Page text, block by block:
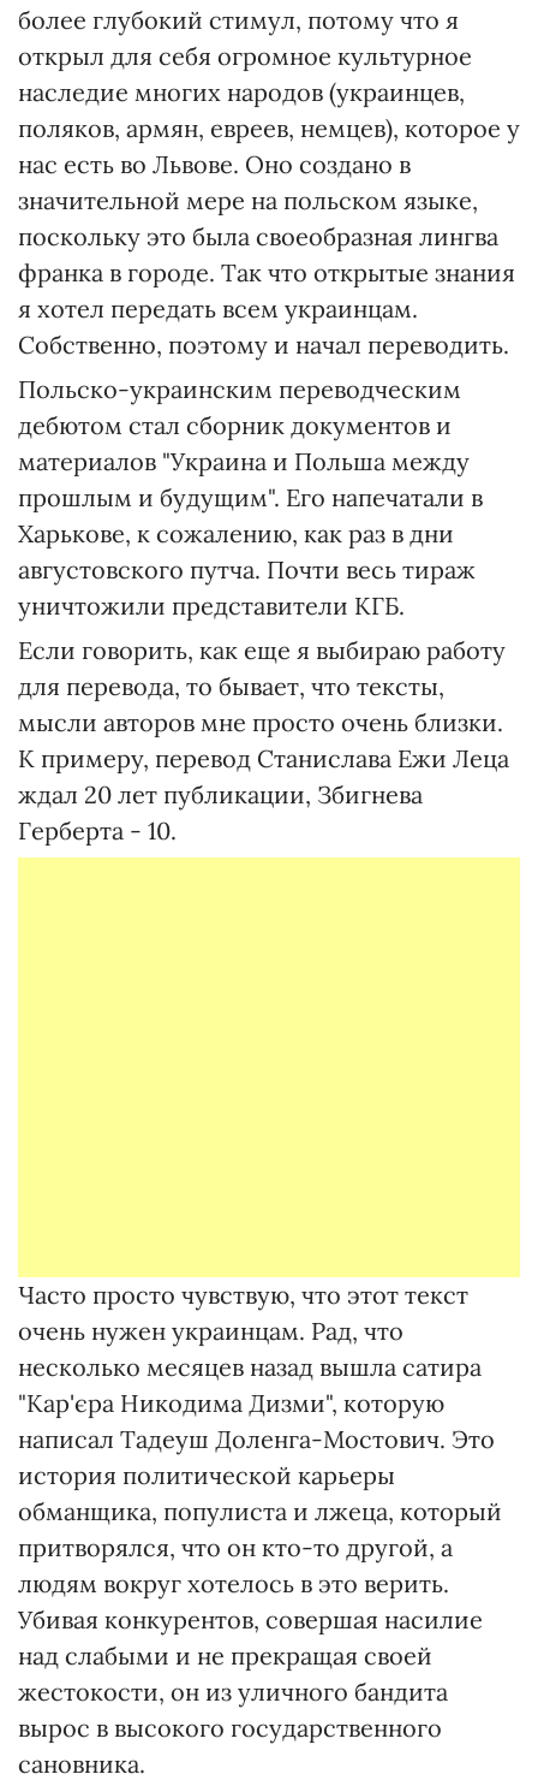
более глубокий стимул, потому что я
открыл для себя огромное культурное
наследие многих народов (украинцев,
поляков, армян, евреев, немцев), которое у
нас есть во Львове. Оно создано в
значительной мере на польском языке,
поскольку это была своеобразная лингва
франка в городе. Так что открытые знания
я хотел передать всем украинцам.
Собственно, поэтому и начал переводить.
Польско-украинским переводческим
дебютом стал сборник документов и
материалов "Украина и Польша между
прошлым и будущим". Его напечатали в
Харькове, к сожалению, как раз в дни
августовского путча. Почти весь тираж
уничтожили представители КГБ.
Если говорить, как еще я выбираю работу
для перевода, то бывает, что тексты,
мысли авторов мне просто очень близки.
К примеру, перевод Станислава Ежи Леца
ждал 20 лет публикации, Збигнева
Герберта - 10.
Часто просто чувствую, что этот текст
очень нужен украинцам. Рад, что
несколько месяцев назад вышла сатира
"Кар'єра Никодима Дизми", которую
написал Тадеуш Доленга-Мостович. Это
история политической карьеры
обманщика, популиста и лжеца, который
притворялся, что он кто-то другой, а
людям вокруг хотелось в это верить.
Убивая конкурентов, совершая насилие
над слабыми и не прекращая своей
жестокости, он из уличного бандита
вырос в высокого государственного
сановника.